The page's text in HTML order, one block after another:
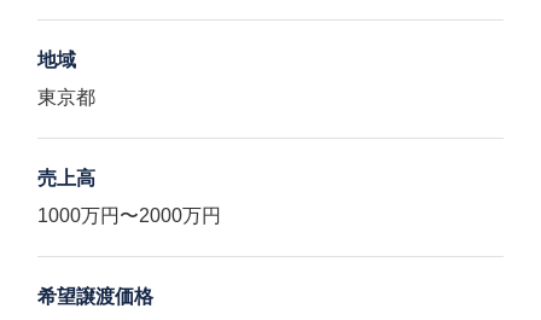
地域
東京都
売上高
1000万円〜2000万円
希望譲渡価格